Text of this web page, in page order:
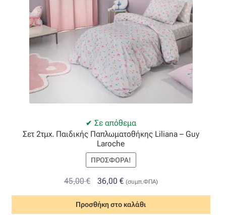
Όροι Χρήσης
ΠΙΣΤΟΠΟΙΗΣΕΙΣ ΧΑΛΙΩΝ COLORE COLORI
Πληρωμές
Ραντεβού
Σε απόθεμα
Σετ 2τμx. Παιδικής Παπλωματοθήκης Liliana – Guy
Laroche
ΠΡΟΣΦΟΡΆ!
45,00€
Original
price
was:
36,00 €Η
τρέχουσα
τιμή
(συμπ.ΦΠΑ)
Προσθήκη στο καλάθι